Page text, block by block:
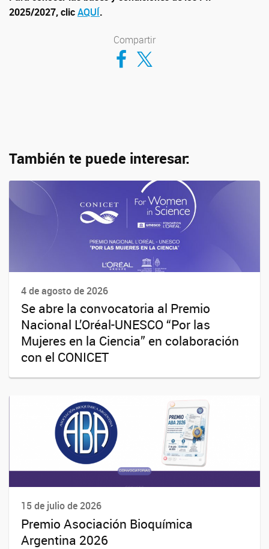
2025/2027, clicAQUÍ.
Compartir
Compartir en Facebook
Compartir en Twitter
También te puede interesar:
4 de agosto de 2026
Se abre la convocatoria al Premio
Nacional L’Oréal-UNESCO “Por las
Mujeres en la Ciencia” en colaboración
con el CONICET
15 de julio de 2026
Premio Asociación Bioquímica
Argentina 2026